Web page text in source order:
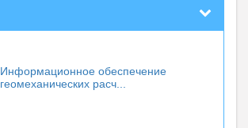
Информационное обеспечение
геомеханических расч...